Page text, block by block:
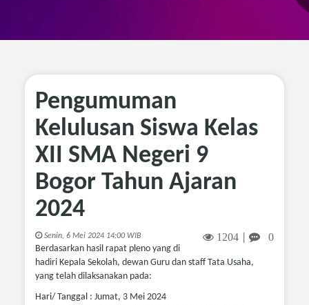
n
Pengumuman
Kelulusan Siswa Kelas
XII SMA Negeri 9
Bogor Tahun Ajaran
2024
Senin, 6 Mei 2024 14:00 WIB 1204 | 0
Berdasarkan hasil rapat pleno yang di
hadiri Kepala Sekolah, dewan Guru dan staff Tata Usaha,
yang telah dilaksanakan pada:
Hari/ Tanggal : Jumat, 3 Mei 2024